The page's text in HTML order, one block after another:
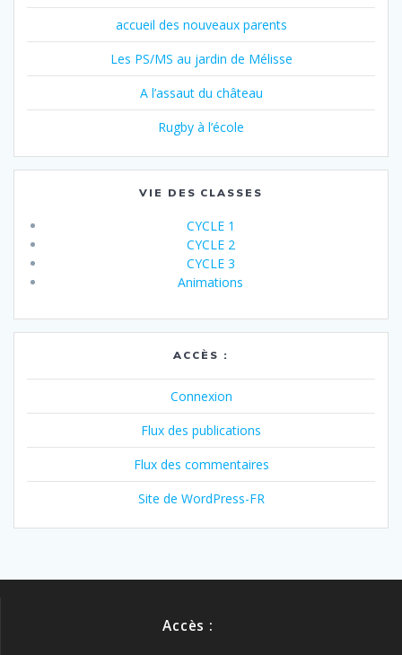
accueil des nouveaux parents
Les PS/MS au jardin de Mélisse
A l’assaut du château
Rugby à l’école
VIE DES CLASSES
CYCLE 1
CYCLE 2
CYCLE 3
Animations
ACCÈS :
Connexion
Flux des publications
Flux des commentaires
Site de WordPress-FR
Accès :